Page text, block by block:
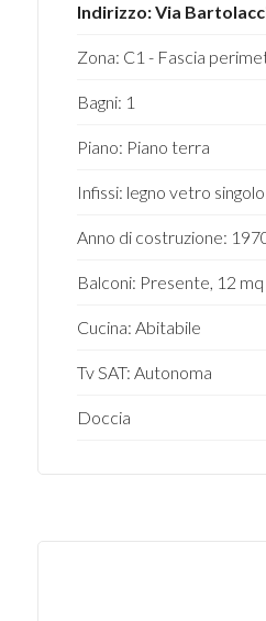
Indirizzo: Via
Zona: C1 - Fascia
Bagni: 1
Piano: Piano terra
Infissi: legno vetro singolo
Anno di costruzione:
Balconi: Presente, 12 mq
Cucina: Abitabile
Tv SAT: Autonoma
Doccia
Camere
minime
Qualsiasi